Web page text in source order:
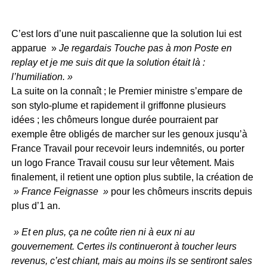
C’est lors d’une nuit pascalienne que la solution lui est
apparue » Je regardais Touche pas à mon Poste en
replay et je me suis dit que la solution était là :
l’humiliation. »
La suite on la connaît ; le Premier ministre s’empare de
son stylo-plume et rapidement il griffonne plusieurs
idées ; les chômeurs longue durée pourraient par
exemple être obligés de marcher sur les genoux jusqu’à
France Travail pour recevoir leurs indemnités, ou porter
un logo France Travail cousu sur leur vêtement. Mais
finalement, il retient une option plus subtile, la création de
» France Feignasse » pour les chômeurs inscrits depuis
plus d’1 an.
» Et en plus, ça ne coûte rien ni à eux ni au
gouvernement. Certes ils continueront à toucher leurs
revenus, c’est chiant, mais au moins ils se sentiront sales